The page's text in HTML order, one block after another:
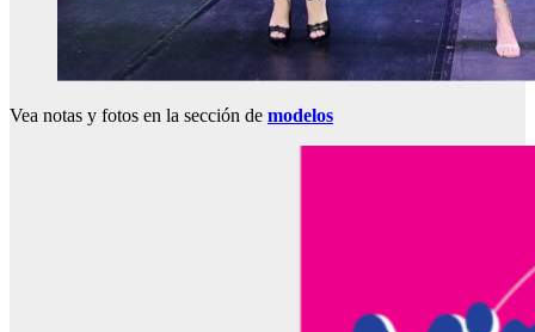
Vea notas y fotos en la sección de modelos